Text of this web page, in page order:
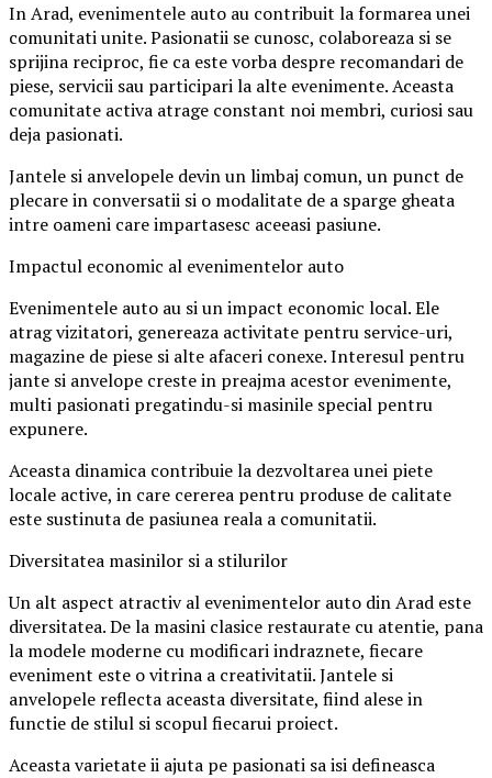
In Arad, evenimentele auto au contribuit la formarea unei
comunitati unite. Pasionatii se cunosc, colaboreaza si se
sprijina reciproc, fie ca este vorba despre recomandari de
piese, servicii sau participari la alte evenimente. Aceasta
comunitate activa atrage constant noi membri, curiosi sau
deja pasionati.
Jantele si anvelopele devin un limbaj comun, un punct de
plecare in conversatii si o modalitate de a sparge gheata
intre oameni care impartasesc aceeasi pasiune.
Impactul economic al evenimentelor auto
Evenimentele auto au si un impact economic local. Ele
atrag vizitatori, genereaza activitate pentru service-uri,
magazine de piese si alte afaceri conexe. Interesul pentru
jante si anvelope creste in preajma acestor evenimente,
multi pasionati pregatindu-si masinile special pentru
expunere.
Aceasta dinamica contribuie la dezvoltarea unei piete
locale active, in care cererea pentru produse de calitate
este sustinuta de pasiunea reala a comunitatii.
Diversitatea masinilor si a stilurilor
Un alt aspect atractiv al evenimentelor auto din Arad este
diversitatea. De la masini clasice restaurate cu atentie, pana
la modele moderne cu modificari indraznete, fiecare
eveniment este o vitrina a creativitatii. Jantele si
anvelopele reflecta aceasta diversitate, fiind alese in
functie de stilul si scopul fiecarui proiect.
Aceasta varietate ii ajuta pe pasionati sa isi defineasca